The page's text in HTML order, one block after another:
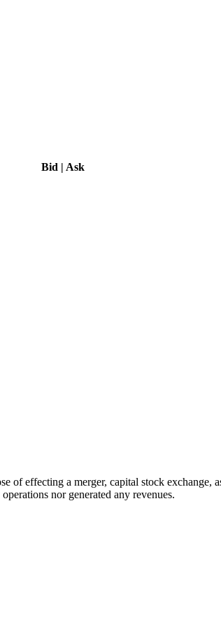
Bid | Ask
effecting a merger, capital stock exchange,
nor generated any revenues.